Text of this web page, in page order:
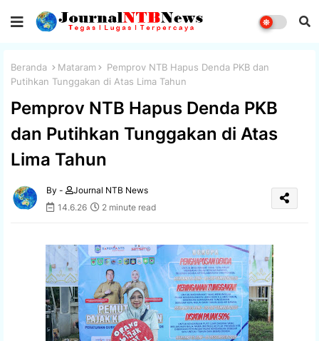
Beranda Mataram
Pemprov NTB Hapus Denda PKB dan
Putihkan Tunggakan di Atas Lima Tahun
Pemprov NTB Hapus Denda PKB
dan Putihkan Tunggakan di Atas
Lima Tahun
By -
Journal NTB News
14.6.26
2 minute read